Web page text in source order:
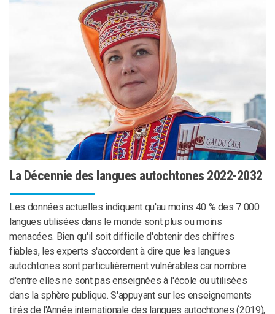
La Décennie des langues autochtones 2022-2032
Les données actuelles indiquent qu'au moins 40 % des 7 000
langues utilisées dans le monde sont plus ou moins
menacées. Bien qu'il soit difficile d'obtenir des chiffres
fiables, les experts s'accordent à dire que les langues
autochtones sont particulièrement vulnérables car nombre
d'entre elles ne sont pas enseignées à l'école ou utilisées
dans la sphère publique. S'appuyant sur les enseignements
tirés de l'Année internationale des langues autochtones (2019),